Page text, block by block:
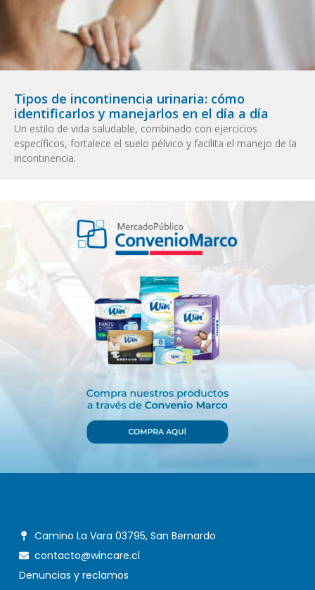
Tipos de incontinencia urinaria: cómo
identificarlos y manejarlos en el día a día
Un estilo de vida saludable, combinado con ejercicios
específicos, fortalece el suelo pélvico y facilita el manejo de la
incontinencia.
Camino La Vara 03795, San Bernardo
contacto@wincare.cl
Denuncias y reclamos